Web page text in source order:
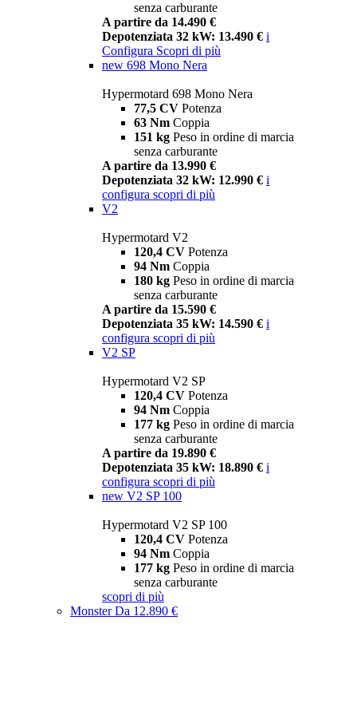
senza carburante
A partire da 14.490 €
Depotenziata 32 kW: 13.490 € i
Configura Scopri di più
new 698 Mono Nera
Hypermotard 698 Mono Nera
77,5 CV Potenza
63 Nm Coppia
151 kg Peso in ordine di marcia
senza carburante
A partire da 13.990 €
Depotenziata 32 kW: 12.990 € i
configura scopri di più
V2
Hypermotard V2
120,4 CV Potenza
94 Nm Coppia
180 kg Peso in ordine di marcia
senza carburante
A partire da 15.590 €
Depotenziata 35 kW: 14.590 € i
configura scopri di più
V2 SP
Hypermotard V2 SP
120,4 CV Potenza
94 Nm Coppia
177 kg Peso in ordine di marcia
senza carburante
A partire da 19.890 €
Depotenziata 35 kW: 18.890 € i
configura scopri di più
new V2 SP 100
Hypermotard V2 SP 100
120,4 CV Potenza
94 Nm Coppia
177 kg Peso in ordine di marcia
senza carburante
scopri di più
MonsterDa 12.890 €